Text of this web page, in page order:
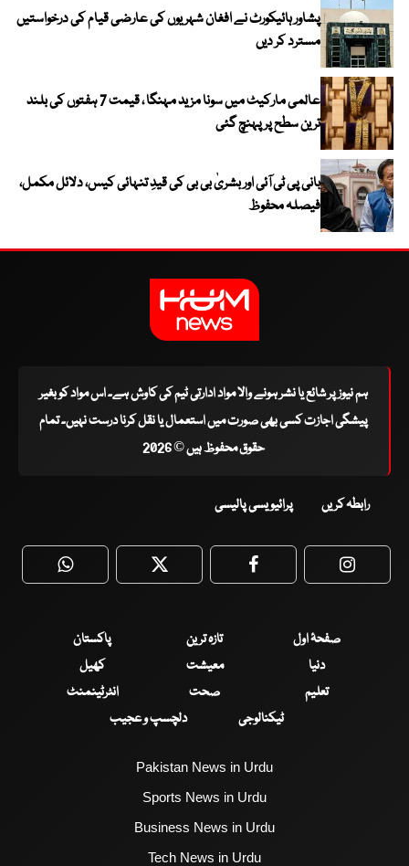
پشاور ہائیکورٹ نے افغان شہریوں کی عارضی قیام کی درخواستیں
مسترد کر دیں
عالمی مارکیٹ میں سونا مزید مہنگا ، قیمت 7 ہفتوں کی بلند
ترین سطح پر پہنچ گئی
بانی پی ٹی آئی اور بشریٰ بی بی کی قیدِ تنہائی کیس، دلائل مکمل،
فیصلہ محفوظ
ہم نیوز پر شائع یا نشر ہونے والا مواد ادارتی ٹیم کی کاوش ہے۔ اس مواد کو بغیر
پیشگی اجازت کسی بھی صورت میں استعمال یا نقل کرنا درست نہیں۔ تمام
حقوق محفوظ ہیں © 2026
رابطہ کریں پرائیویسی پالیسی
WhatsApp Twitter Facebook
صفحۂ اول تازہ ترین
پاکستان
دنیا
معیشت
کھیل
تعلیم
صحت
انٹرٹینمنٹ
ٹیکنالوجی
دلچسپ و عجیب
Pakistan News in Urdu
Sports News in Urdu
Business News in Urdu
Tech News in Urdu